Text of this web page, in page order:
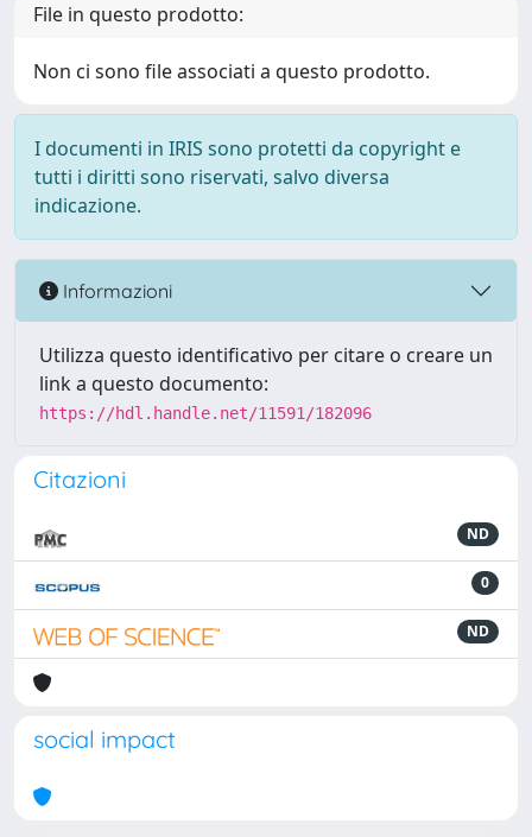
File in questo prodotto:
Non ci sono file associati a questo prodotto.
I documenti in IRIS sono protetti da copyright e
tutti i diritti sono riservati, salvo diversa
indicazione.
Informazioni
Utilizza questo identificativo per citare o creare un
link a questo documento:
https://hdl.handle.net/11591/182096
Citazioni
ND
0
ND
social impact